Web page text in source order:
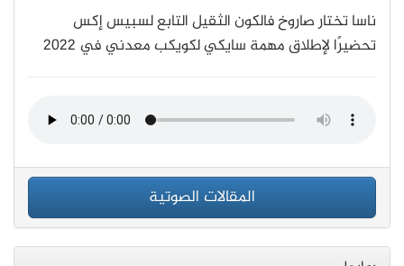
ناسا تختار صاروخ فالكون الثقيل التابع لسبيس إكس
تحضيرًا لإطلاق مهمة سايكي لكويكب معدني في 2022
المقالات الصوتية